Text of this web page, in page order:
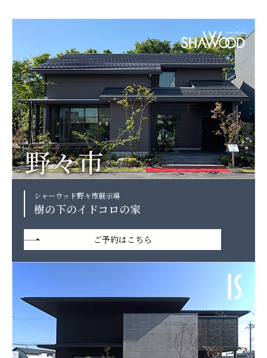
シャーウッド野々市展示場
樹の下のイドコロの家
ご予約はこちら